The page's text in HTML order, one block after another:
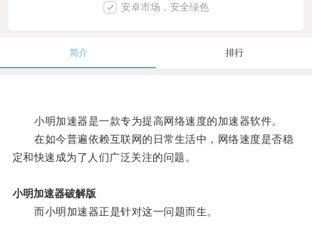
安卓市场，安全绿色
简介 排行
小明加速器是一款专为提高网络速度的加速器软件。
在如今普遍依赖互联网的日常生活中，网络速度是否稳
定和快速成为了人们广泛关注的问题。
小明加速器破解版
而小明加速器正是针对这一问题而生。